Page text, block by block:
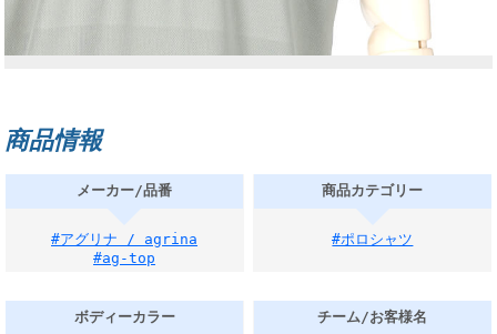
商品情報
メーカー/品番
#アグリナ / agrina
#ag-top
商品カテゴリー
#ポロシャツ
ボディーカラー チーム/お客様名